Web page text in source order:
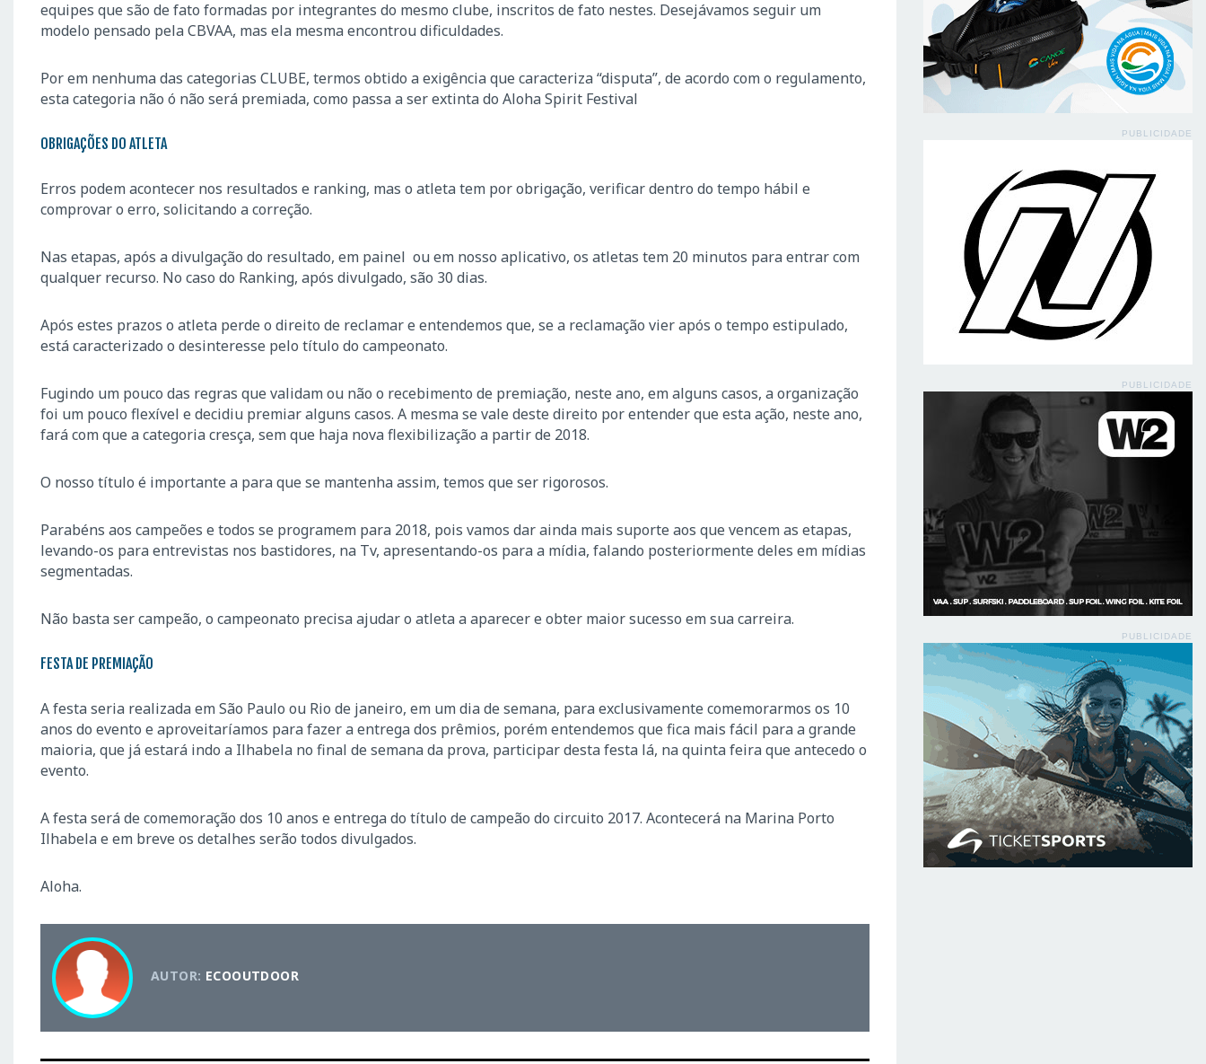
equipes que são de fato formadas por integrantes do mesmo clube, inscritos de fato nestes. Desejávamos seguir um
modelo pensado pela CBVAA, mas ela mesma encontrou dificuldades.
Por em nenhuma das categorias CLUBE, termos obtido a exigência que caracteriza “disputa”, de acordo com o regulamento,
esta categoria não ó não será premiada, como passa a ser extinta do Aloha Spirit Festival
OBRIGAÇÕES DO ATLETA
Erros podem acontecer nos resultados e ranking, mas o atleta tem por obrigação, verificar dentro do tempo hábil e
comprovar o erro, solicitando a correção.
Nas etapas, após a divulgação do resultado, em painel ou em nosso aplicativo, os atletas tem 20 minutos para entrar com
qualquer recurso. No caso do Ranking, após divulgado, são 30 dias.
Após estes prazos o atleta perde o direito de reclamar e entendemos que, se a reclamação vier após o tempo estipulado,
está caracterizado o desinteresse pelo título do campeonato.
Fugindo um pouco das regras que validam ou não o recebimento de premiação, neste ano, em alguns casos, a organização
foi um pouco flexível e decidiu premiar alguns casos. A mesma se vale deste direito por entender que esta ação, neste ano,
fará com que a categoria cresça, sem que haja nova flexibilização a partir de 2018.
O nosso título é importante a para que se mantenha assim, temos que ser rigorosos.
Parabéns aos campeões e todos se programem para 2018, pois vamos dar ainda mais suporte aos que vencem as etapas,
levando-os para entrevistas nos bastidores, na Tv, apresentando-os para a mídia, falando posteriormente deles em mídias
segmentadas.
Não basta ser campeão, o campeonato precisa ajudar o atleta a aparecer e obter maior sucesso em sua carreira.
FESTA DE PREMIAÇÃO
A festa seria realizada em São Paulo ou Rio de janeiro, em um dia de semana, para exclusivamente comemorarmos os 10
anos do evento e aproveitaríamos para fazer a entrega dos prêmios, porém entendemos que fica mais fácil para a grande
maioria, que já estará indo a Ilhabela no final de semana da prova, participar desta festa lá, na quinta feira que antecedo o
evento.
A festa será de comemoração dos 10 anos e entrega do título de campeão do circuito 2017. Acontecerá na Marina Porto
Ilhabela e em breve os detalhes serão todos divulgados.
Aloha.
AUTOR: ECOOUTDOOR
PUBLICIDADE
PUBLICIDADE
PUBLICIDADE